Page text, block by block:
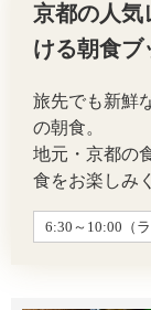
京都の人気
ける朝食ブ
旅先でも新鮮
の朝食。
地元・京都の
食をお楽しみ
6:30～10:00（